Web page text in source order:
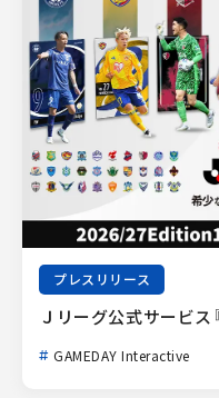
プレスリリース
Ｊリーグ公式サービ
GAMEDAY Interactive